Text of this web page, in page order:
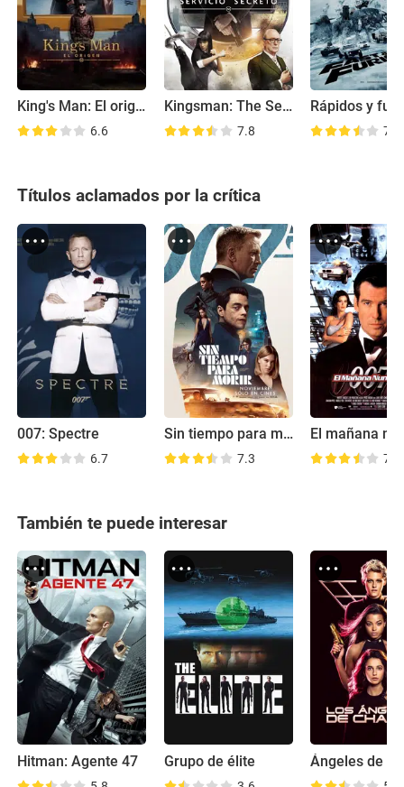
King's Man: El origen
6.6
Kingsman: The Secret Service
7.8 7.0
Títulos aclamados por la crítica
007: Spectre
6.7
Sin tiempo para morir
7.3 7.0
También te puede interesar
Hitman: Agente 47 Grupo de élite Ángeles de